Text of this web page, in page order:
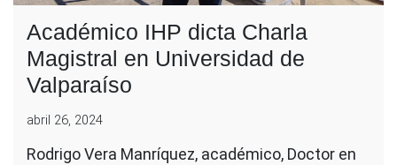
Académico IHP dicta Charla
Magistral en Universidad de
Valparaíso
abril 26, 2024
Rodrigo Vera Manríquez, académico, Doctor en